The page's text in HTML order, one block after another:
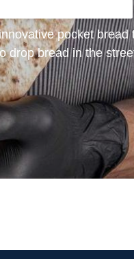
pocket bread
drop bread in the